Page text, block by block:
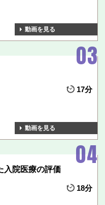
動画を見る
17分
動画を見る
入院医療の評価
18分